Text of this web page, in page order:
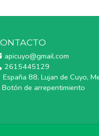
apicuyo@gmail.com
2615445129
España 88, Lujan de Cuyo,
Botón de arrepentimiento